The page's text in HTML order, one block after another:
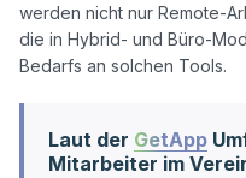
werden nicht nur Remote-
die in Hybrid- und Büro-
Laut der GetApp
Mitarbeiter im